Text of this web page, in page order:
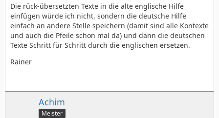
Die rück-übersetzten Texte in die alte englische Hilfe
einfügen würde ich nicht, sondern die deutsche Hilfe
einfach an andere Stelle speichern (damit sind alle Kontexte
und auch die Pfeile schon mal da) und dann die deutschen
Texte Schritt für Schritt durch die englischen ersetzen.
Rainer
Achim
Meister